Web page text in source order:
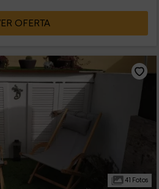
OFERTA
41 Fotos